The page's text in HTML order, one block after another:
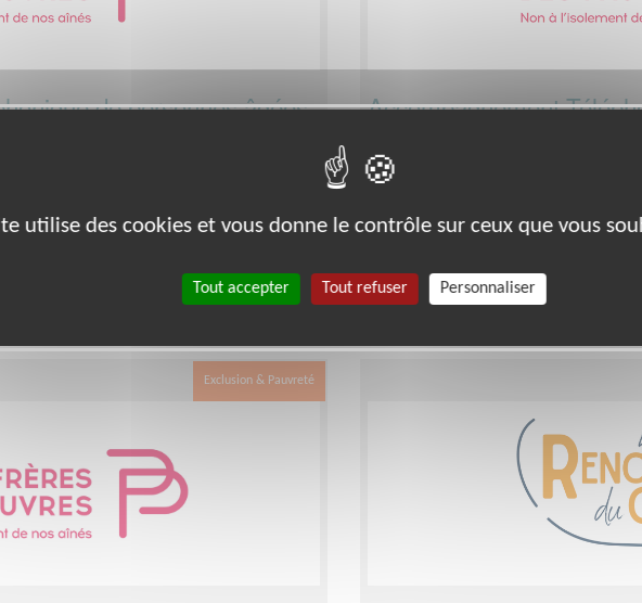
de personnes âgées
- Bretagne, Pays de Loire
1 appel une fois par semaine, 1
temps de supervision trimestriel et 1
par an.
Accompagnement
Lieu :
Association :Les Petits Frères des
Disponibilité demandée :
Toute
réunion mensuelle (pause estivale),1
Exclusion & Pauvreté
utilise des cookies et vous donne le contrôle sur ceux que vous
Tout accepter Tout refuser Personnaliser